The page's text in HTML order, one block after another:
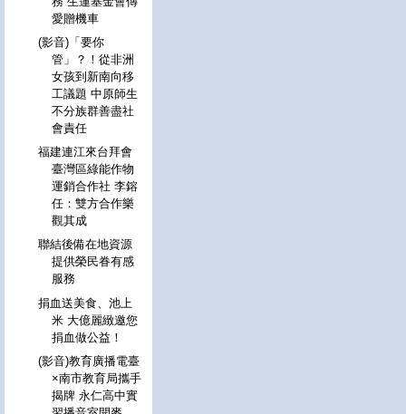
愛贈機車
(影音)「要你
管」？！從非洲
女孩到新南向移
工議題 中原師生
不分族群善盡社
會責任
福建連江來台拜會
臺灣區綠能作物
運銷合作社 李鎔
任：雙方合作樂
觀其成
聯結後備在地資源
提供榮民眷有感
服務
捐血送美食、池上
米 大億麗緻邀您
捐血做公益！
(影音)教育廣播電臺
×南市教育局攜手
揭牌 永仁高中實